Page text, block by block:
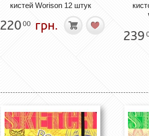
кистей Worison 12 штук
22000 грн.
239